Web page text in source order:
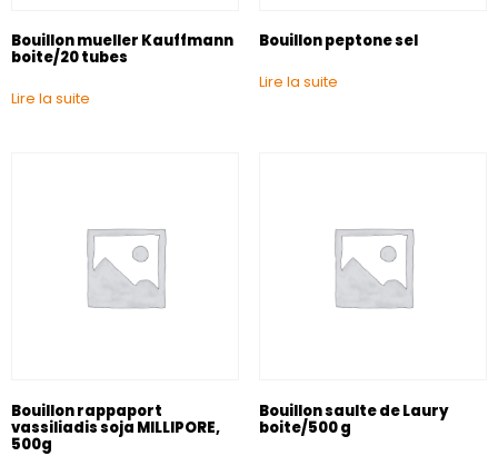
Bouillon mueller Kauffmann
boite/20 tubes
Lire la suite
Bouillon peptone sel
Lire la suite
Bouillon rappaport
vassiliadis soja MILLIPORE,
500g
Bouillon saulte de Laury
boite/500 g